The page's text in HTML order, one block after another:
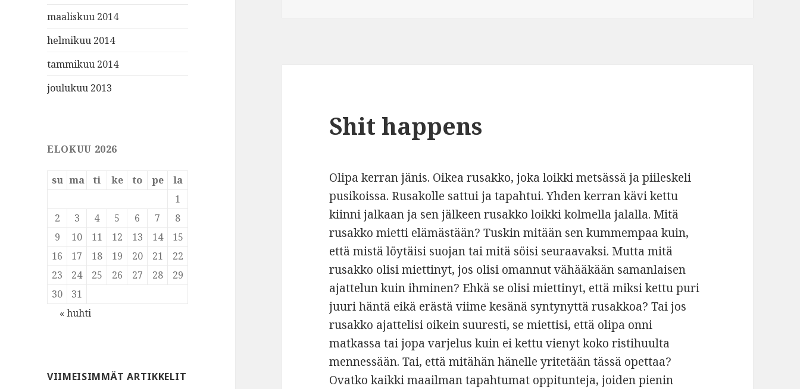
maaliskuu 2014
helmikuu 2014
tammikuu 2014
joulukuu 2013
ELOKUU 2026
su ma ti ke to pe
la
1
2
3 4 5 6 7
8
9
10 11 12 13 14
15
16
17 18 19 20 21
22
23
24 25 26 27 28
29
30
31
« huhti
VIIMEISIMMÄT ARTIKKELIT
Shit happens
Olipa kerran jänis. Oikea rusakko, joka loikki metsässä ja piileskeli
pusikoissa. Rusakolle sattui ja tapahtui. Yhden kerran kävi kettu
kiinni jalkaan ja sen jälkeen rusakko loikki kolmella jalalla. Mitä
rusakko mietti elämästään? Tuskin mitään sen kummempaa kuin,
että mistä löytäisi suojan tai mitä söisi seuraavaksi. Mutta mitä
rusakko olisi miettinyt, jos olisi omannut vähääkään samanlaisen
ajattelun kuin ihminen? Ehkä se olisi miettinyt, että miksi kettu puri
juuri häntä eikä erästä viime kesänä syntynyttä rusakkoa? Tai jos
rusakko ajattelisi oikein suuresti, se miettisi, että olipa onni
matkassa tai jopa varjelus kuin ei kettu vienyt koko ristihuulta
mennessään. Tai, että mitähän hänelle yritetään tässä opettaa?
Ovatko kaikki maailman tapahtumat oppitunteja, joiden pienin